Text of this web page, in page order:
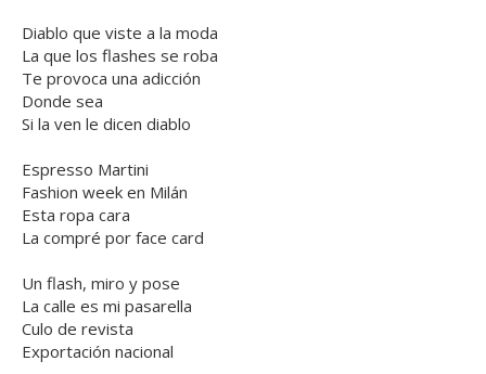
Diablo que viste a la moda
La que los flashes se roba
Te provoca una adicción
Donde sea
Si la ven le dicen diablo
Espresso Martini
Fashion week en Milán
Esta ropa cara
La compré por face card
Un flash, miro y pose
La calle es mi pasarella
Culo de revista
Exportación nacional